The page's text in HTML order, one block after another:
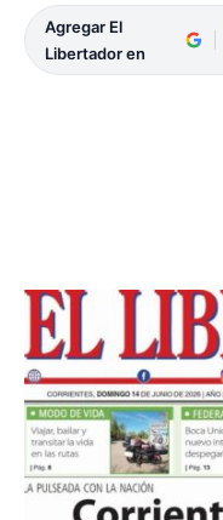
Agregar El
Libertador en